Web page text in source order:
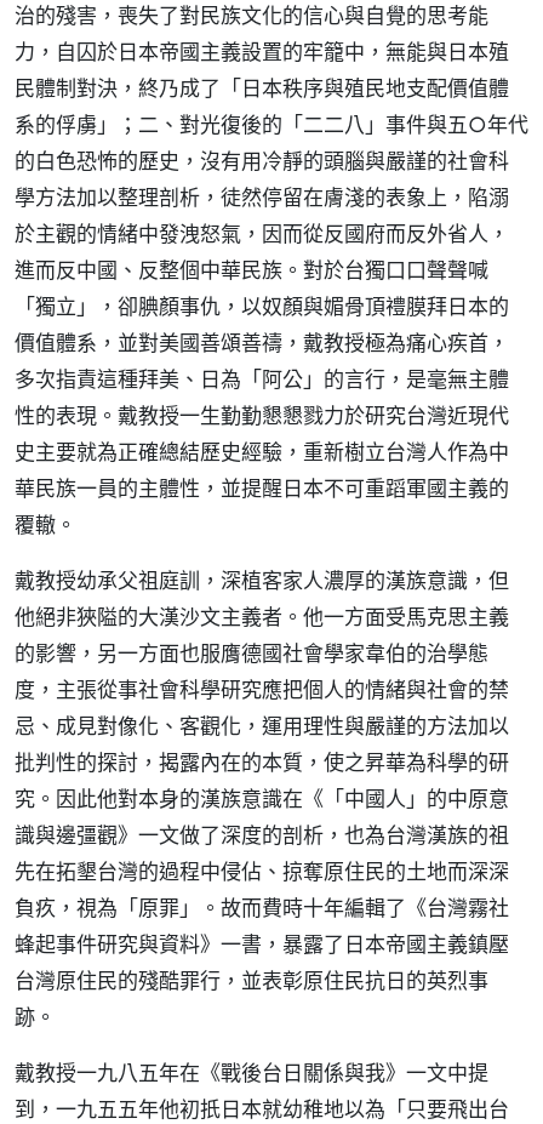
治的殘害，喪失了對民族文化的信心與自覺的思考能
力，自囚於日本帝國主義設置的牢籠中，無能與日本殖
民體制對決，終乃成了「日本秩序與殖民地支配價值體
系的俘虜」；二、對光復後的「二二八」事件與五○年代
的白色恐怖的歷史，沒有用冷靜的頭腦與嚴謹的社會科
學方法加以整理剖析，徒然停留在膚淺的表象上，陷溺
於主觀的情緒中發洩怒氣，因而從反國府而反外省人，
進而反中國、反整個中華民族。對於台獨口口聲聲喊
「獨立」，卻腆顏事仇，以奴顏與媚骨頂禮膜拜日本的
價值體系，並對美國善頌善禱，戴教授極為痛心疾首，
多次指責這種拜美、日為「阿公」的言行，是毫無主體
性的表現。戴教授一生勤勤懇懇戮力於研究台灣近現代
史主要就為正確總結歷史經驗，重新樹立台灣人作為中
華民族一員的主體性，並提醒日本不可重蹈軍國主義的
覆轍。
戴教授幼承父祖庭訓，深植客家人濃厚的漢族意識，但
他絕非狹隘的大漢沙文主義者。他一方面受馬克思主義
的影響，另一方面也服膺德國社會學家韋伯的治學態
度，主張從事社會科學研究應把個人的情緒與社會的禁
忌、成見對像化、客觀化，運用理性與嚴謹的方法加以
批判性的探討，揭露內在的本質，使之昇華為科學的研
究。因此他對本身的漢族意識在《「中國人」的中原意
識與邊彊觀》一文做了深度的剖析，也為台灣漢族的祖
先在拓墾台灣的過程中侵佔、掠奪原住民的土地而深深
負疚，視為「原罪」。故而費時十年編輯了《台灣霧社
蜂起事件研究與資料》一書，暴露了日本帝國主義鎮壓
台灣原住民的殘酷罪行，並表彰原住民抗日的英烈事
跡。
戴教授一九八五年在《戰後台日關係與我》一文中提
到，一九五五年他初扺日本就幼稚地以為「只要飛出台